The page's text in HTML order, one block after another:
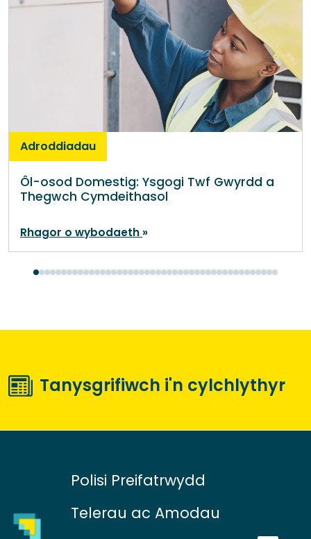
Adroddiadau
Ôl-osod Domestig: Ysgogi Twf Gwyrdd a
Thegwch Cymdeithasol
Rhagor o wybodaeth
Tanysgrifiwch i'n cylchlythyr
Polisi Preifatrwydd
Telerau ac Amodau